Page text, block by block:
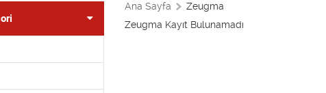
Ana Sayfa
Zeugma
Zeugma Kayıt Bulunamadı